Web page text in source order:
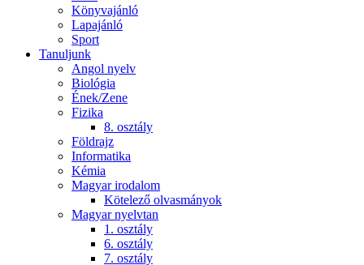
Könyvajánló
Lapajánló
Sport
Tanuljunk
Angol nyelv
Biológia
Ének/Zene
Fizika
8. osztály
Földrajz
Informatika
Kémia
Magyar irodalom
Kötelező olvasmányok
Magyar nyelvtan
1. osztály
6. osztály
7. osztály